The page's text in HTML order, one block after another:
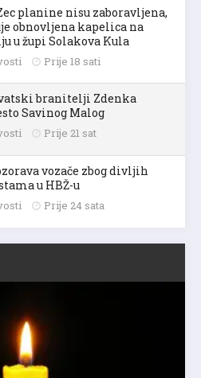
planine nisu zaboravljena,
obnovljena kapelica na
u župi Solakova Kula
Prije 18 sati
branitelji Zdenka
Savinog Malog
Prije 21 sat
vozače zbog divljih
u HBŽ-u
Prije 24 sata